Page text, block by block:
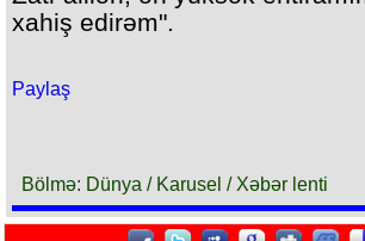
xahiş edirəm".
Paylaş
Bölmə: Dünya / Karusel / Xəbər lenti